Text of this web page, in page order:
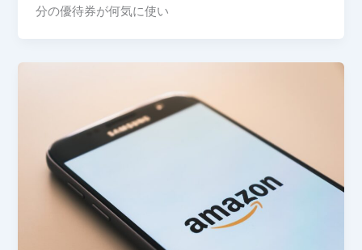
分の優待券が何気に使い